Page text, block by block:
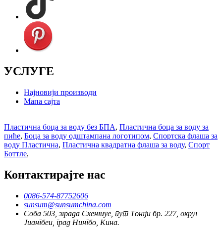
УСЛУГЕ
Најновији производи
Мапа сајта
Пластична боца за воду без БПА, Пластична боца за воду за
пиће, Боца за воду одштампана логотипом, Спортска флаша за
воду Пластична, Пластична квадратна флаша за воду, Спорт
Боттле,
Контактирајте нас
0086-574-87752606
sunsum@sunsumchina.com
Соба 503, зграда Схенгиуе, пут Тонгји бр. 227, округ
Јиангбеи, град Нингбо, Кина.